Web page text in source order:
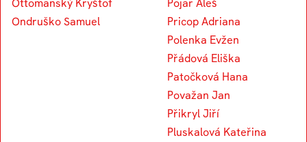
Ondruško Samuel
Pricop Adriana
Polenka Evžen
Přádová Eliška
Patočková Hana
Považan Jan
Přikryl Jiří
Pluskalová Kateřina